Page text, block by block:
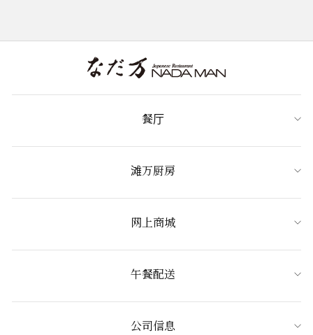
餐厅
滩万厨房
网上商城
午餐配送
公司信息